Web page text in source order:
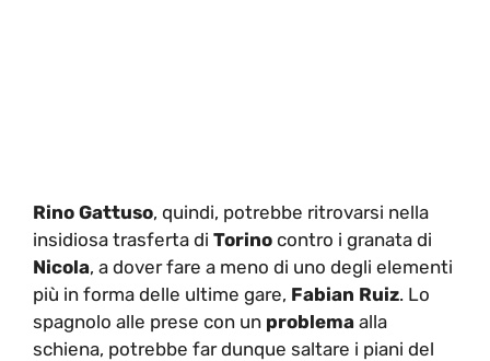
Rino Gattuso, quindi, potrebbe ritrovarsi nella
insidiosa trasferta di Torino contro i granata di
Nicola, a dover fare a meno di uno degli elementi
più in forma delle ultime gare, Fabian Ruiz. Lo
spagnolo alle prese con un problema alla
schiena, potrebbe far dunque saltare i piani del